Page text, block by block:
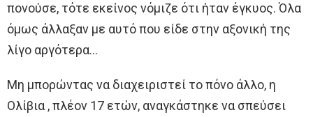
πονούσε, τότε εκείνος νόμιζε ότι ήταν έγκυος. Όλα
όμως άλλαξαν με αυτό που είδε στην αξονική της
λίγο αργότερα…
Μη μπορώντας να διαχειριστεί το πόνο άλλο, η
Ολίβια , πλέον 17 ετών, αναγκάστηκε να σπεύσει